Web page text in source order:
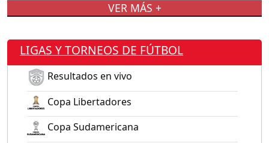
VER MÁS +
LIGAS Y TORNEOS DE FÚTBOL
Resultados en vivo
Copa Libertadores
Copa Sudamericana